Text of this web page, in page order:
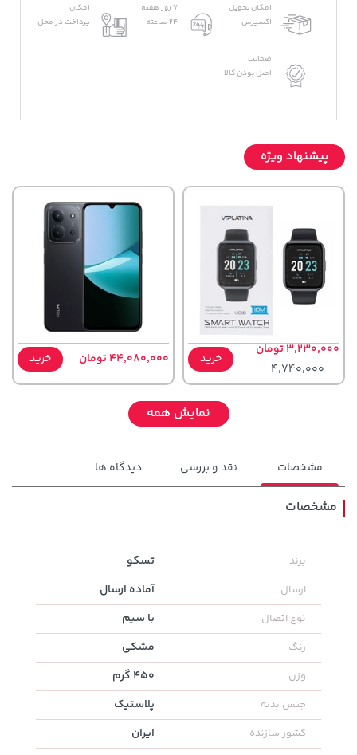
امکان تحویل
اکسپرس
7 روز هفته
24 ساعته
امکان
پرداخت در محل
ضمانت
اصل بودن کالا
پیشنهاد ویژه
3,230,000 تومان
4,740,000
خرید 44,080,000 تومان خرید
149,900 تومان
129,000 تومان
145,900
نمایش همه
مشخصات نقد و بررسی دیدگاه ها
مشخصات
برند تسکو
ارسال آماده ارسال
نوع اتصال با سیم
رنگ مشکی
وزن 450 گرم
جنس بدنه پلاستیک
کشور سازنده ایران